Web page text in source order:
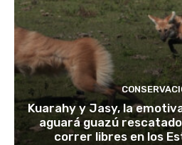
Kuarahy y Jasy, la
aguará guazú
correr libres en los